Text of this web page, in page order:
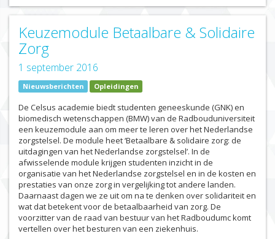
Keuzemodule Betaalbare & Solidaire
Zorg
1 september 2016
Nieuwsberichten Opleidingen
De Celsus academie biedt studenten geneeskunde (GNK) en
biomedisch wetenschappen (BMW) van de Radbouduniversiteit
een keuzemodule aan om meer te leren over het Nederlandse
zorgstelsel. De module heet ‘Betaalbare & solidaire zorg: de
uitdagingen van het Nederlandse zorgstelsel’. In de
afwisselende module krijgen studenten inzicht in de
organisatie van het Nederlandse zorgstelsel en in de kosten en
prestaties van onze zorg in vergelijking tot andere landen.
Daarnaast dagen we ze uit om na te denken over solidariteit en
wat dat betekent voor de betaalbaarheid van zorg. De
voorzitter van de raad van bestuur van het Radboudumc komt
vertellen over het besturen van een ziekenhuis.